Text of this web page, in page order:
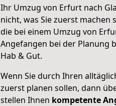
Ihr Umzug von Erfurt nach
nicht, was Sie zuerst machen
die bei einem Umzug von
Angefangen bei der Planung
Hab & Gut.
Wenn Sie durch Ihren
zuerst planen sollen, dann
stellen Ihnen kompetente